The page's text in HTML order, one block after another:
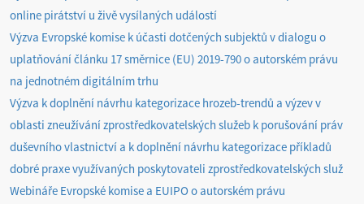
online pirátství u živě vysílaných událostí
Výzva Evropské komise k účasti dotčených subjektů v dialogu o
uplatňování článku 17 směrnice (EU) 2019-790 o autorském právu
na jednotném digitálním trhu
Výzva k doplnění návrhu kategorizace hrozeb-trendů a výzev v
oblasti zneužívání zprostředkovatelských služeb k porušování práv
duševního vlastnictví a k doplnění návrhu kategorizace příkladů
dobré praxe využívaných poskytovateli zprostředkovatelských služ
Webináře Evropské komise a EUIPO o autorském právu